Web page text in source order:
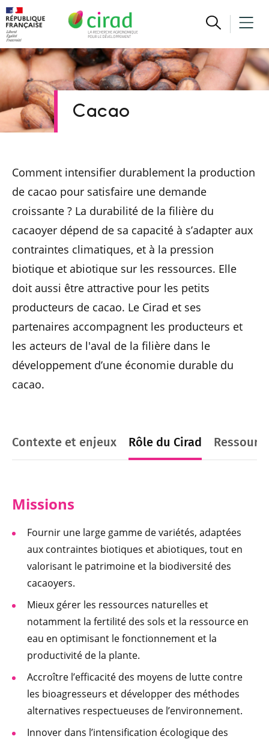
Cacao
Comment intensifier durablement la production
de cacao pour satisfaire une demande
croissante ? La durabilité de la filière du
cacaoyer dépend de sa capacité à s’adapter aux
contraintes climatiques, et à la pression
biotique et abiotique sur les ressources. Elle
doit aussi être attractive pour les petits
producteurs de cacao. Le Cirad et ses
partenaires accompagnent les producteurs et
les acteurs de l'aval de la filière dans le
développement d’une économie durable du
cacao.
Contexte et enjeux Rôle du Cirad
Missions
Fournir une large gamme de variétés, adaptées
aux contraintes biotiques et abiotiques, tout en
valorisant le patrimoine et la biodiversité des
cacaoyers.
Mieux gérer les ressources naturelles et
notamment la fertilité des sols et la ressource en
eau en optimisant le fonctionnement et la
productivité de la plante.
Accroître l’efficacité des moyens de lutte contre
les bioagresseurs et développer des méthodes
alternatives respectueuses de l’environnement.
Innover dans l’intensification écologique des